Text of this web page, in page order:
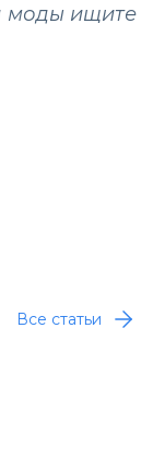
моды ищите
Все статьи